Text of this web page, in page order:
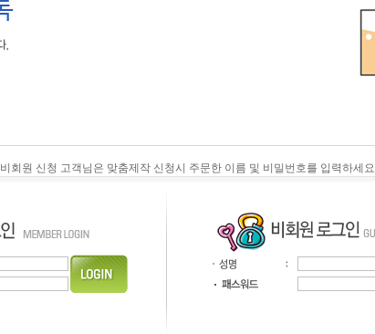
비회원 신청 고객님은 맞춤제작 신청시 주문한 이름 및 비밀번호를 입력하세요